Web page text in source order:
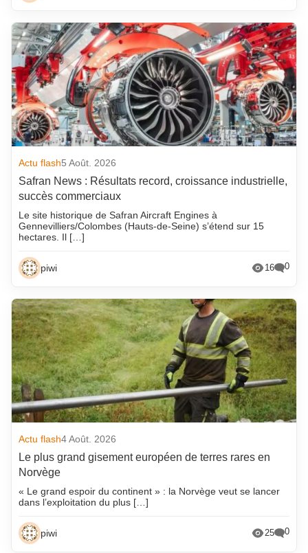
Actu flash5 Août. 2026
Safran News : Résultats record, croissance industrielle,
succès commerciaux
Le site historique de Safran Aircraft Engines à
Gennevilliers/Colombes (Hauts-de-Seine) s’étend sur 15
hectares. Il […]
piwi 16 0
Actu flash4 Août. 2026
Le plus grand gisement européen de terres rares en
Norvège
« Le grand espoir du continent » : la Norvège veut se lancer
dans l’exploitation du plus […]
piwi 25 0